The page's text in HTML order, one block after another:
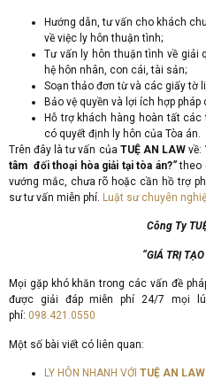
Hướng dẫn, tư vấn cho khách
về việc ly hôn thuận tình;
Tư vấn ly hôn thuận tình về giải
hệ hôn nhân, con cái, tài sản;
Soạn thảo đơn từ và các giấy tờ
Bảo vệ quyền và lợi ích hợp
Hỗ trợ khách hàng hoàn tất
có quyết định ly hôn của Tòa án.
Trên đây là tư vấn của TUỆ AN LAWvề:
tâm đối thoại hòa giải tại tòa án?”theo
vướng mắc, chưa rõ hoặc cần hồ trợ
sư tư vấn miễn phí. Luật sư chuyên
Công Ty
“GIÁ TRỊ
Mọi gặp khó khăn trong các vấn đề
được giải đáp miễn phí 24/7 mọi
phí: 098.421.0550
Một số bài viết có liên quan:
LY HÔN NHANH VỚI TUỆ AN LAW